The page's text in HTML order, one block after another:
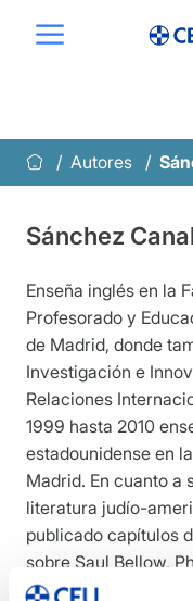
Autores
Sánchez
Enseña inglés en la
Profesorado y
de Madrid, donde
Investigación e
Relaciones
1999 hasta 2010
estadounidense en
Madrid. En cuanto a
literatura judío-
publicado capítulos
sobre Saul Bellow,
Cynthia Ozick,